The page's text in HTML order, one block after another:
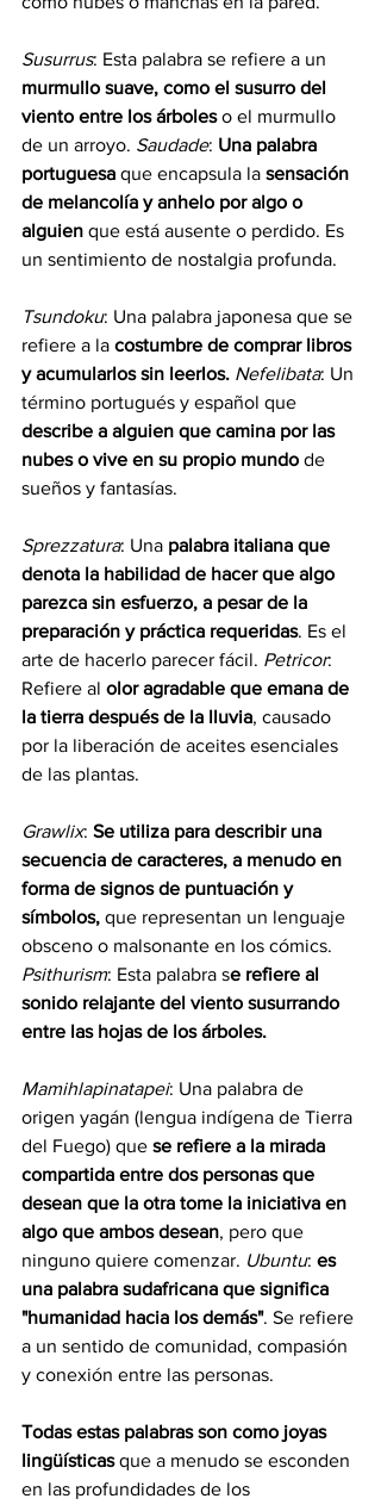
Susurrus: Esta palabra se refiere a un
murmullo suave, como el susurro del
viento entre los árboles o el murmullo
de un arroyo. Saudade: Una palabra
portuguesa que encapsula la sensación
de melancolía y anhelo por algo o
alguien que está ausente o perdido. Es
un sentimiento de nostalgia profunda.
Tsundoku: Una palabra japonesa que se
refiere a la costumbre de comprar libros
y acumularlos sin leerlos. Nefelibata: Un
término portugués y español que
describe a alguien que camina por las
nubes o vive en su propio mundo de
sueños y fantasías.
Sprezzatura: Una palabra italiana que
denota la habilidad de hacer que algo
parezca sin esfuerzo, a pesar de la
preparación y práctica requeridas. Es el
arte de hacerlo parecer fácil. Petricor:
Refiere al olor agradable que emana de
la tierra después de la lluvia, causado
por la liberación de aceites esenciales
de las plantas.
Grawlix: Se utiliza para describir una
secuencia de caracteres, a menudo en
forma de signos de puntuación y
símbolos, que representan un lenguaje
obsceno o malsonante en los cómics.
Psithurism: Esta palabra se refiere al
sonido relajante del viento susurrando
entre las hojas de los árboles.
Mamihlapinatapei: Una palabra de
origen yagán (lengua indígena de Tierra
del Fuego) que se refiere a la mirada
compartida entre dos personas que
desean que la otra tome la iniciativa en
algo que ambos desean, pero que
ninguno quiere comenzar. Ubuntu: es
una palabra sudafricana que significa
"humanidad hacia los demás". Se refiere
a un sentido de comunidad, compasión
y conexión entre las personas.
Todas estas palabras son como joyas
lingüísticas que a menudo se esconden
en las profundidades de los